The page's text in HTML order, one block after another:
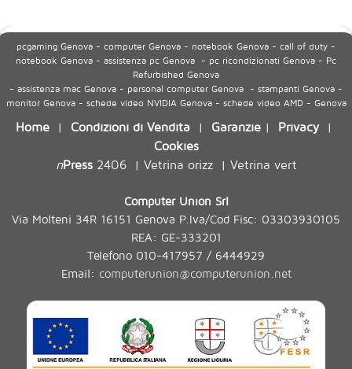
pcgaming Genova - computer Genova - notebook Genova - call of duty -
notebook Genova - assistenza pc Genova - pc ricondizionati Genova - Pc
Refurbished Genova
- assistenza mac Genova - personal computer Genova - stampanti Genova -
monitor Genova - schede video NVIDIA Genova - schede video AMD - Genova
Home | Condizioni di Vendita | Garanzie | Privacy|
Cookies
nPress2406| Vetrina orizz| Vetrina vert
Computer Union Srl
Via Molteni 34R 16151 Genova P.Iva/Cod Fisc: 03303930105
REA: GE-333201
Telefono 010-417957 / 6444929
Email: computerunion@computerunion.net